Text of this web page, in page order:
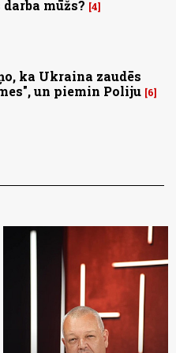
mūžs? 4
ka Ukraina zaudēs
un piemin Poliju 6